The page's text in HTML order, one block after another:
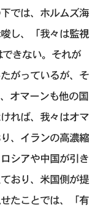
では、ホルムズ海
し、「我々は監視
きない。それが
がっているが、そ
オマーンも他の国
れば、我々はオマ
、イランの高濃縮
シアや中国が引き
おり、米国側が提
たことでは、「有